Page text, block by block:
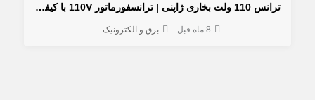
ترانس 110 ولت بخاری ژاپنی | ترانسفورماتور 110V با کیفیت
8 ماه قبل برق و الکترونیک